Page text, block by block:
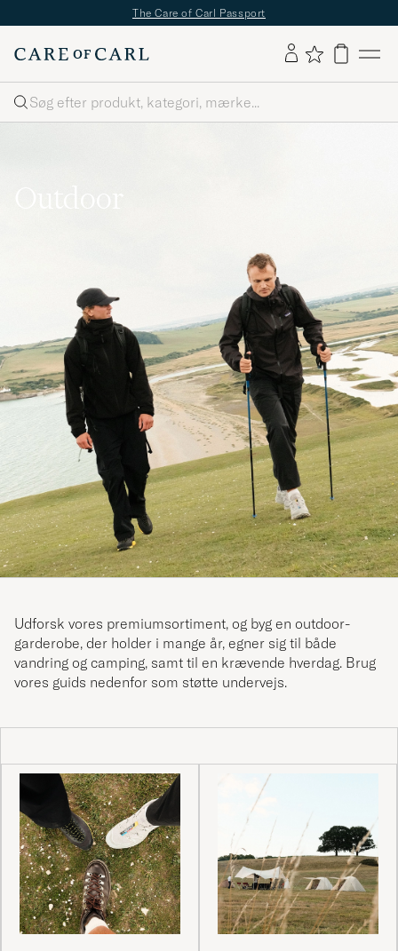
The Care of Carl Passport
Søg
Outdoor
Udforsk vores premiumsortiment, og byg en outdoor-
garderobe, der holder i mange år, egner sig til både
vandring og camping, samt til en krævende hverdag. Brug
vores guids nedenfor som støtte undervejs.